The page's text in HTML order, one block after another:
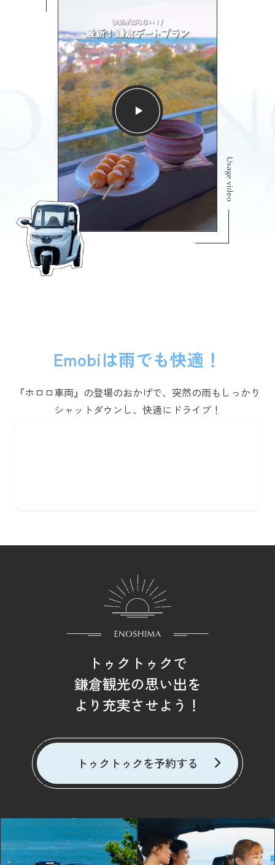
Emobiは雨でも快適！
『ホロロ車両』の登場のおかげで、突然の雨もしっかり
シャットダウンし、快適にドライブ！
トゥクトゥクで
鎌倉観光の思い出を
より充実させよう！
トゥクトゥクを予約する